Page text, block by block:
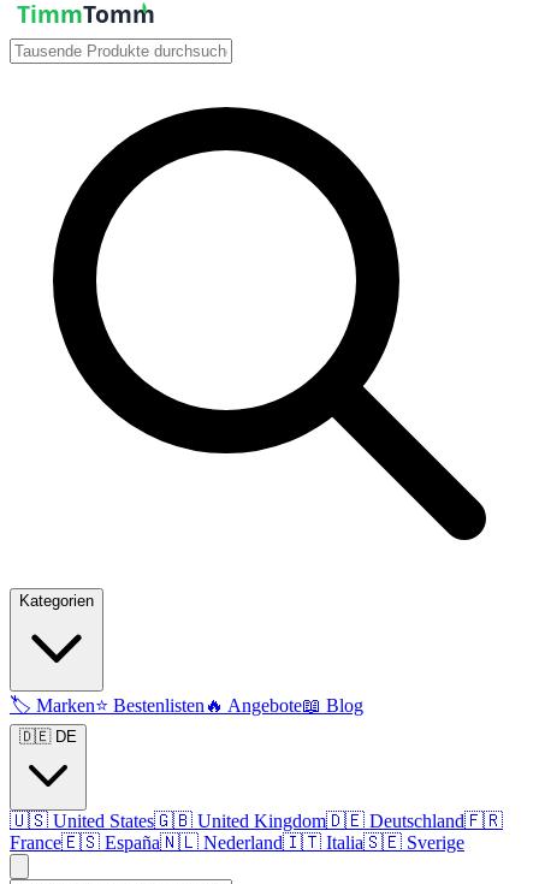
Kategorien
🏷️ Marken⭐ Bestenlisten 🔥 Angebote📖 Blog
🇩🇪 DE
🇺🇸 United States🇬🇧 United Kingdom🇩🇪 Deutschland🇫🇷
France🇪🇸 España🇳🇱 Nederland🇮🇹 Italia🇸🇪 Sverige